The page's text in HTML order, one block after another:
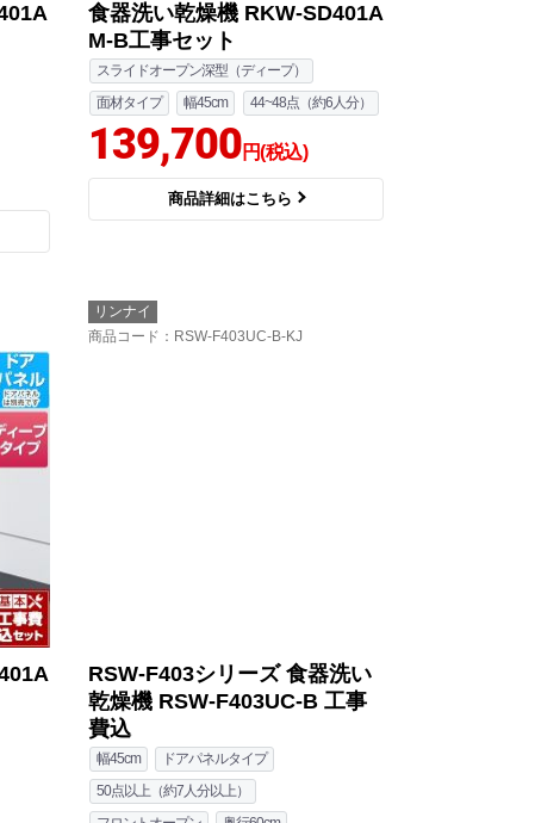
食器洗い乾燥機 RKW-SD401A
M-B工事セット
スライドオープン深型（ディープ）
面材タイプ
幅45cm 44~48点（約6人分）
139,700円(税込)
商品詳細はこちら
リンナイ
商品コード ：RSW-F403UC-B-KJ
RSW-F403シリーズ 食器洗い
乾燥機 RSW-F403UC-B 工事
費込
幅45cm
ドアパネルタイプ
50点以上（約7人分以上）